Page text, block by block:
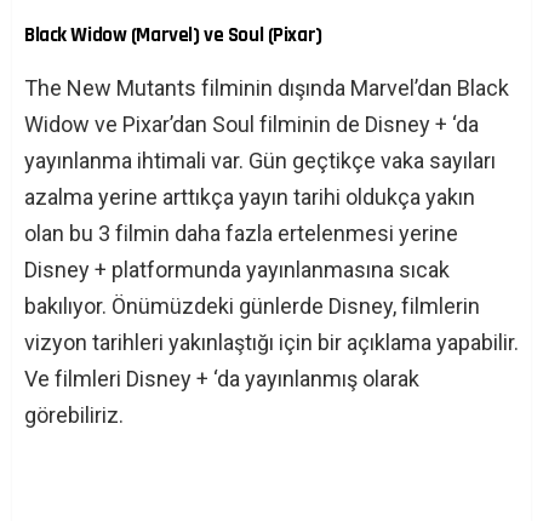
Black Widow (Marvel) ve Soul (Pixar)
The New Mutants filminin dışında Marvel’dan Black
Widow ve Pixar’dan Soul filminin de Disney + ‘da
yayınlanma ihtimali var. Gün geçtikçe vaka sayıları
azalma yerine arttıkça yayın tarihi oldukça yakın
olan bu 3 filmin daha fazla ertelenmesi yerine
Disney + platformunda yayınlanmasına sıcak
bakılıyor. Önümüzdeki günlerde Disney, filmlerin
vizyon tarihleri yakınlaştığı için bir açıklama yapabilir.
Ve filmleri Disney + ‘da yayınlanmış olarak
görebiliriz.